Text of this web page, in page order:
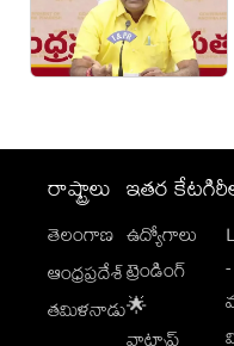
రాష్ట్రాలు
తెలంగాణ
ఆంధ్రప్రదేశ్
తమిళనాడు
ఇతర
ఉద్యోగాలు
ట్రెండింగ్
🌟
-